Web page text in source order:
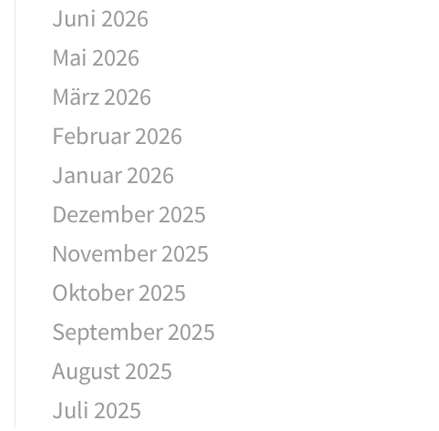
Juni 2026
Mai 2026
März 2026
Februar 2026
Januar 2026
Dezember 2025
November 2025
Oktober 2025
September 2025
August 2025
Juli 2025